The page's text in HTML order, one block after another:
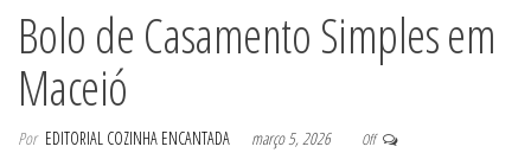
Bolo de Casamento Simples em
Maceió
Por EDITORIAL COZINHA ENCANTADA março 5, 2026 Off